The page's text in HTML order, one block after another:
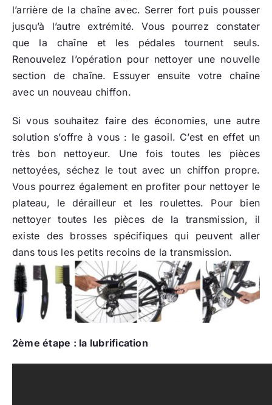
l’arrière de la chaîne avec. Serrer fort puis pousser
jusqu’à l’autre extrémité. Vous pourrez constater
que la chaîne et les pédales tournent seuls.
Renouvelez l’opération pour nettoyer une nouvelle
section de chaîne. Essuyer ensuite votre chaîne
avec un nouveau chiffon.
Si vous souhaitez faire des économies, une autre
solution s’offre à vous : le gasoil. C’est en effet un
très bon nettoyeur. Une fois toutes les pièces
nettoyées, séchez le tout avec un chiffon propre.
Vous pourrez également en profiter pour nettoyer le
plateau, le dérailleur et les roulettes. Pour bien
nettoyer toutes les pièces de la transmission, il
existe des brosses spécifiques qui peuvent aller
dans tous les petits recoins de la transmission.
2ème étape : la lubrification